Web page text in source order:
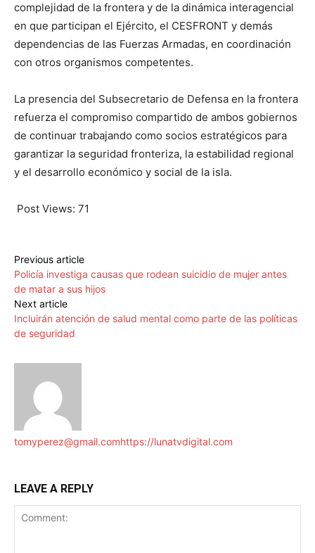
complejidad de la frontera y de la dinámica interagencial
en que participan el Ejército, el CESFRONT y demás
dependencias de las Fuerzas Armadas, en coordinación
con otros organismos competentes.
La presencia del Subsecretario de Defensa en la frontera
refuerza el compromiso compartido de ambos gobiernos
de continuar trabajando como socios estratégicos para
garantizar la seguridad fronteriza, la estabilidad regional
y el desarrollo económico y social de la isla.
Post Views: 71
Previous article
Policía investiga causas que rodean suicidio de mujer antes
de matar a sus hijos
Next article
Incluirán atención de salud mental como parte de las políticas
de seguridad
tomyperez@gmail.comhttps://lunatvdigital.com
LEAVE A REPLY